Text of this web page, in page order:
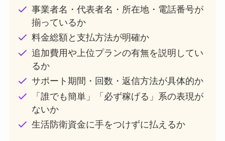
事業者名・代表者名・所在地・電話番号が
揃っているか
料金総額と支払方法が明確か
追加費用や上位プランの有無を説明してい
るか
サポート期間・回数・返信方法が具体的か
「誰でも簡単」「必ず稼げる」系の表現が
ないか
生活防衛資金に手をつけずに払えるか